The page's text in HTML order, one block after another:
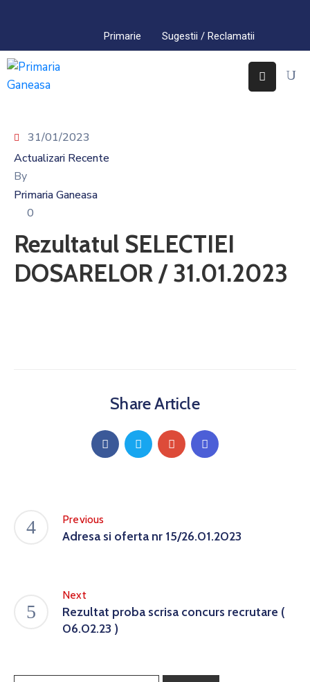
Primarie Sugestii / Reclamatii
Acasa
Primaria
Interes
Public
Comuna
Contact
31/01/2023
Actualizari Recente
By
Primaria Ganeasa
0
Rezultatul SELECTIEI
DOSARELOR / 31.01.2023
Share Article
Previous
Adresa si oferta nr 15/26.01.2023
Next
Rezultat proba scrisa concurs recrutare (
06.02.23 )